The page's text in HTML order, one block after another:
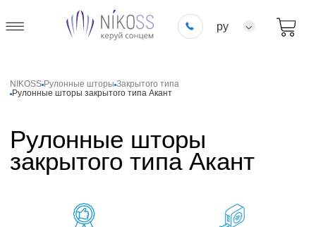
ру
NIKOSS Рулонные шторы Закрытого типа
Рулонные шторы закрытого типа Акант
Рулонные шторы
закрытого типа Акант